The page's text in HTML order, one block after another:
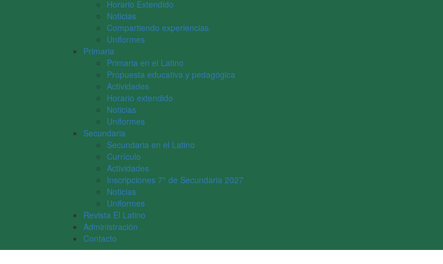
Horario Extendido
Noticias
Compartiendo experiencias
Uniformes
Primaria
Primaria en el Latino
Propuesta educativa y pedagógica
Actividades
Horario extendido
Noticias
Uniformes
Secundaria
Secundaria en el Latino
Currículo
Actividades
Inscripciones 7° de Secundaria 2027
Noticias
Uniformes
Revista El Latino
Administración
Contacto